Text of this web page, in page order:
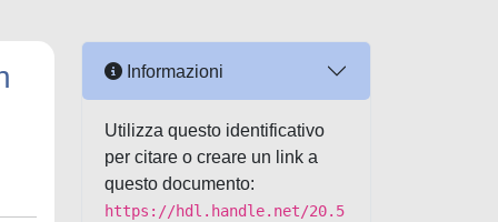
Informazioni
Utilizza questo identificativo
per citare o creare un link a
questo documento:
https://hdl.handle.net/20.5